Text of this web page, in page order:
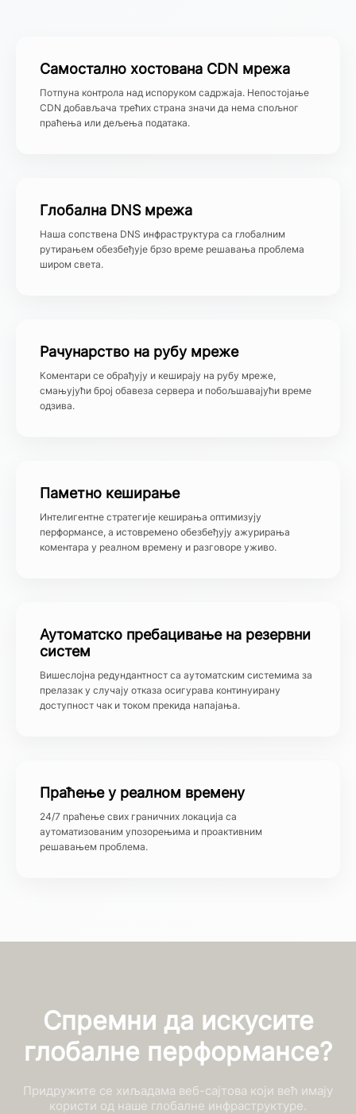
Самостално хостована CDN мрежа
Потпуна контрола над испоруком садржаја. Непостојање
CDN добављача трећих страна значи да нема спољног
праћења или дељења података.
Глобална DNS мрежа
Наша сопствена DNS инфраструктура са глобалним
рутирањем обезбеђује брзо време решавања проблема
широм света.
Рачунарство на рубу мреже
Коментари се обрађују и кеширају на рубу мреже,
смањујући број обавеза сервера и побољшавајући време
одзива.
Паметно кеширање
Интелигентне стратегије кеширања оптимизују
перформансе, а истовремено обезбеђују ажурирања
коментара у реалном времену и разговоре уживо.
Аутоматско пребацивање на резервни
систем
Вишеслојна редундантност са аутоматским системима за
прелазак у случају отказа осигурава континуирану
доступност чак и током прекида напајања.
Праћење у реалном времену
24/7 праћење свих граничних локација са
аутоматизованим упозорењима и проактивним
решавањем проблема.
Спремни да искусите
глобалне перформансе?
Придружите се хиљадама веб-сајтова који већ имају
користи од наше глобалне инфраструктуре.